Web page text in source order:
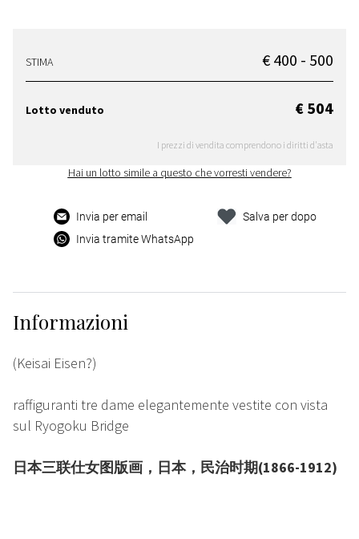
STIMA € 400 - 500
Lotto venduto € 504
I prezzi di vendita comprendono i diritti d'asta
Hai un lotto simile a questo che vorresti vendere?
Invia per email
Invia tramite WhatsApp
Salva per dopo
Informazioni
(Keisai Eisen?)
raffiguranti tre dame elegantemente vestite con vista
sul Ryogoku Bridge
日本三联仕女图版画，日本，民治时期(1866-1912)